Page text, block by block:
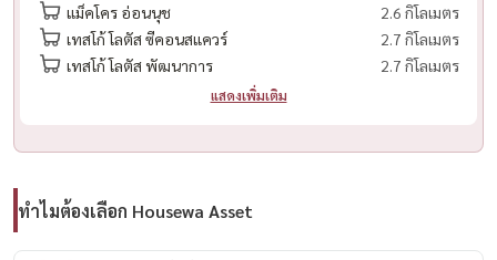
– เฟอร์นิเจอร์ใหม่ครบ พร้อมเข้าอยู่
– Shuttle Service
– สวนพักผ่อน
แม็คโคร อ่อนนุช
2.6 กิโลเมตร
เทสโก้ โลตัส ซีคอนสแควร์
2.7 กิโลเมตร
เทสโก้ โลตัส​ พัฒนาการ
2.7 กิโลเมตร
แสดงเพิ่มเติม
ทำไมต้องเลือก Housewa Asset